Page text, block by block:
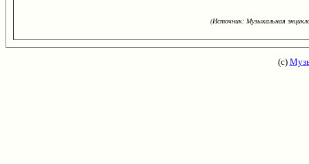
(Источник: Музыкальная
(с)